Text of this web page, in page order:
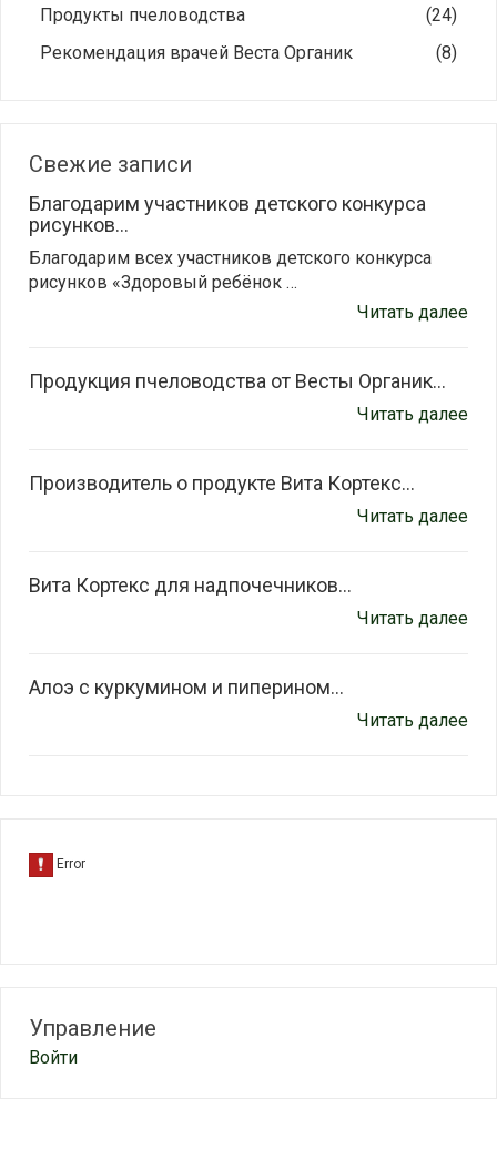
Продукты пчеловодства
(24)
Рекомендация врачей Веста Органик
(8)
Свежие записи
Благодарим участников детского конкурса
рисунков...
Благодарим всех участников детского конкурса
рисунков «Здоровый ребёнок …
Читать далее
Продукция пчеловодства от Весты Органик...
Читать далее
Производитель о продукте Вита Кортекс...
Читать далее
Вита Кортекс для надпочечников...
Читать далее
Алоэ с куркумином и пиперином...
Читать далее
Управление
Войти